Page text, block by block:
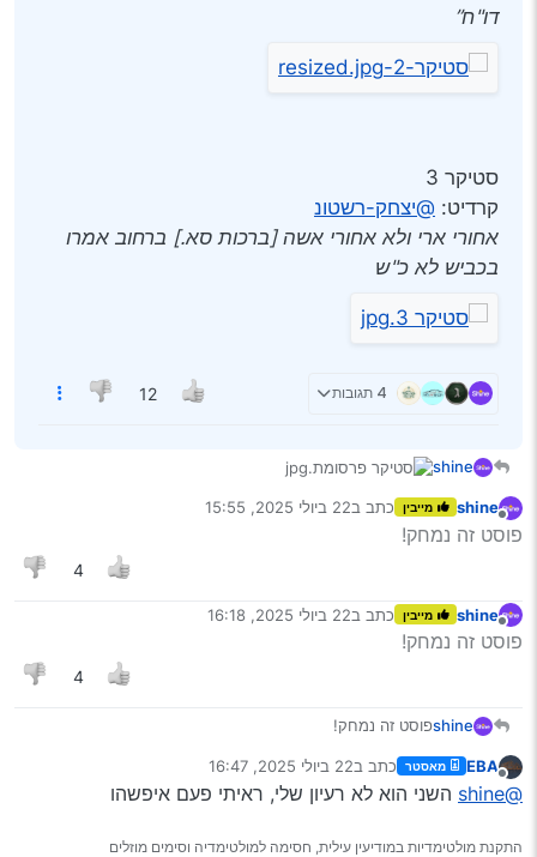
דו"ח”
סטיקר 3
קרדיט: @יצחק-רשטונ
אחורי ארי ולא אחורי אשה [ברכות סא.] ברחוב אמרו
בכביש לא כ"ש
4 תגובות 12
shine
יש לך רעיון לסטיקר?
(נא לכתוב רק רעיונות יצירתיים ואישיים)
מתעדכן!
סטיקר 1
“אם ראית תלמיד חכם שעבר עבירה, אל תהרהר אחריו, סע
אחריו”
shine מייבין כתב ב22 ביולי 2025, 15:55
נערך לאחרונה על ידי
פוסט זה נמחק!
4
מנותק
shine מייבין כתב ב22 ביולי 2025, 16:18
נערך לאחרונה על ידי
פוסט זה נמחק!
4
shineפוסט זה נמחק!
מנותק
EBA מאסטר כתב ב22 ביולי 2025, 16:47
נערך לאחרונה על ידי
@shine השני הוא לא רעיון שלי, ראיתי פעם איפשהו
התקנת מולטימדיות במודיעין עילית, חסימה למולטימדיה וסימים מוזלים